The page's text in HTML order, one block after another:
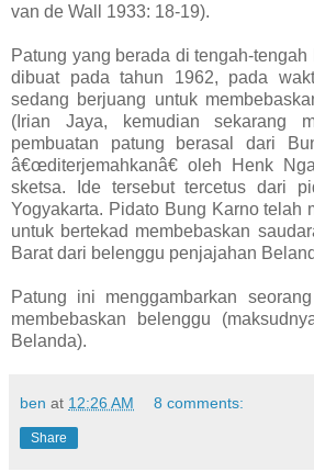
van de Wall 1933: 18-19).
Patung yang berada di tengah-
dibuat pada tahun 1962, pada
sedang berjuang untuk
(Irian Jaya, kemudian sekarang
pembuatan patung berasal dari
â€œditerjemahkanâ€ oleh Henk
sketsa. Ide tersebut tercetus dari
Yogyakarta. Pidato Bung Karno telah
untuk bertekad membebaskan
Barat dari belenggu penjajahan
Patung ini menggambarkan
membebaskan belenggu
Belanda).
ben at 12:26 AM 8 comments:
Share